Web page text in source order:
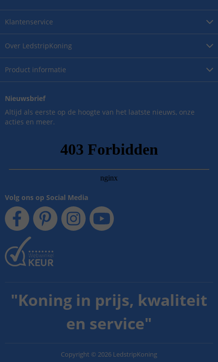
Over LedstripKoning
Product informatie
Klantenservice
Nieuwsbrief
Altijd als eerste op de hoogte van het laatste nieuws, onze
acties en meer.
Volg ons op Social Media
"Koning in prijs, kwaliteit
en service"
Copyright © 2026 LedstripKoning